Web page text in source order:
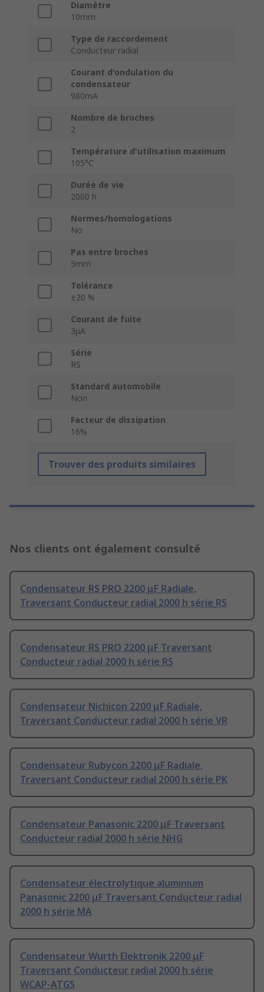
Diamètre
10mm
Type de raccordement
Conducteur radial
Courant d'ondulation du
condensateur
980mA
Nombre de broches
2
Température d'utilisation maximum
105°C
Durée de vie
2000 h
Normes/homologations
No
Pas entre broches
5mm
Tolérance
±20 %
Courant de fuite
3μA
Série
RS
Standard automobile
Non
Facteur de dissipation
16%
Trouver des produits similaires
Nos clients ont également consulté
Condensateur RS PRO 2200 μF Radiale,
Traversant Conducteur radial 2000 h série RS
Condensateur RS PRO 2200 μF Traversant
Conducteur radial 2000 h série RS
Condensateur Nichicon 2200 μF Radiale,
Traversant Conducteur radial 2000 h série VR
Condensateur Rubycon 2200 μF Radiale,
Traversant Conducteur radial 2000 h série PK
Condensateur Panasonic 2200 μF Traversant
Conducteur radial 2000 h série NHG
Condensateur électrolytique aluminium
Panasonic 2200 μF Traversant Conducteur radial
2000 h série MA
Condensateur Wurth Elektronik 2200 μF
Traversant Conducteur radial 2000 h série
WCAP-ATG5